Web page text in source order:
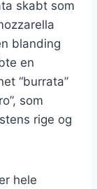
skabt som
blanding
en
“burrata”
som
rige og
hele